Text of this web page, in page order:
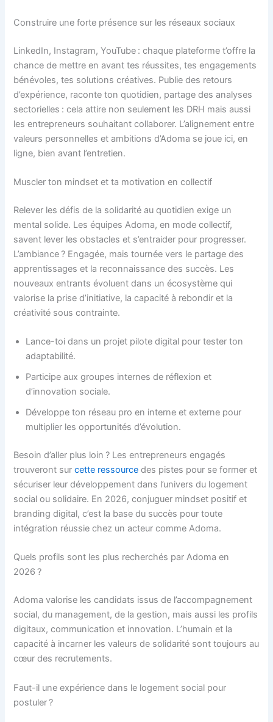
Construire une forte présence sur les réseaux sociaux
LinkedIn, Instagram, YouTube : chaque plateforme t’offre la
chance de mettre en avant tes réussites, tes engagements
bénévoles, tes solutions créatives. Publie des retours
d’expérience, raconte ton quotidien, partage des analyses
sectorielles : cela attire non seulement les DRH mais aussi
les entrepreneurs souhaitant collaborer. L’alignement entre
valeurs personnelles et ambitions d’Adoma se joue ici, en
ligne, bien avant l’entretien.
Muscler ton mindset et ta motivation en collectif
Relever les défis de la solidarité au quotidien exige un
mental solide. Les équipes Adoma, en mode collectif,
savent lever les obstacles et s’entraider pour progresser.
L’ambiance ? Engagée, mais tournée vers le partage des
apprentissages et la reconnaissance des succès. Les
nouveaux entrants évoluent dans un écosystème qui
valorise la prise d’initiative, la capacité à rebondir et la
créativité sous contrainte.
Lance-toi dans un projet pilote digital pour tester ton
adaptabilité.
Participe aux groupes internes de réflexion et
d’innovation sociale.
Développe ton réseau pro en interne et externe pour
multiplier les opportunités d’évolution.
Besoin d’aller plus loin ? Les entrepreneurs engagés
trouveront surcette ressource des pistes pour se former et
sécuriser leur développement dans l’univers du logement
social ou solidaire. En 2026, conjuguer mindset positif et
branding digital, c’est la base du succès pour toute
intégration réussie chez un acteur comme Adoma.
Quels profils sont les plus recherchés par Adoma en
2026 ?
Adoma valorise les candidats issus de l’accompagnement
social, du management, de la gestion, mais aussi les profils
digitaux, communication et innovation. L’humain et la
capacité à incarner les valeurs de solidarité sont toujours au
cœur des recrutements.
Faut-il une expérience dans le logement social pour
postuler ?